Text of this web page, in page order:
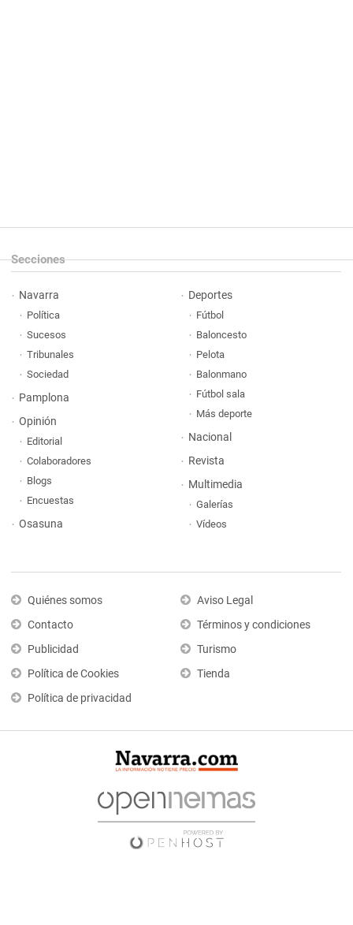
Secciones
Navarra
Política
Sucesos
Tribunales
Sociedad
Pamplona
Opinión
Editorial
Colaboradores
Blogs
Encuestas
Osasuna
Deportes
Fútbol
Baloncesto
Pelota
Balonmano
Fútbol sala
Más deporte
Nacional
Revista
Multimedia
Galerías
Vídeos
Quiénes somos
Contacto
Publicidad
Política de Cookies
Política de privacidad
Aviso Legal
Términos y condiciones
Turismo
Tienda